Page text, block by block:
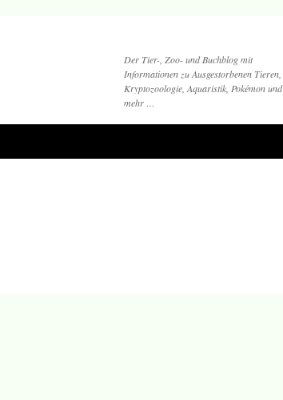
Der Tier-, Zoo- und Buchblog mit
Informationen zu Ausgestorbenen Tieren,
Kryptozoologie, Aquaristik, Pokémon und
mehr …